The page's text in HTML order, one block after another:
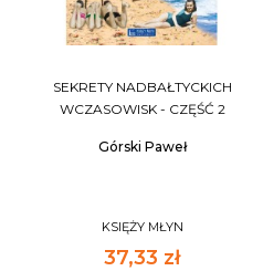
SEKRETY NADBAŁTYCKICH
WCZASOWISK - CZĘŚĆ 2
Górski Paweł
KSIĘŻY MŁYN
37,33 zł